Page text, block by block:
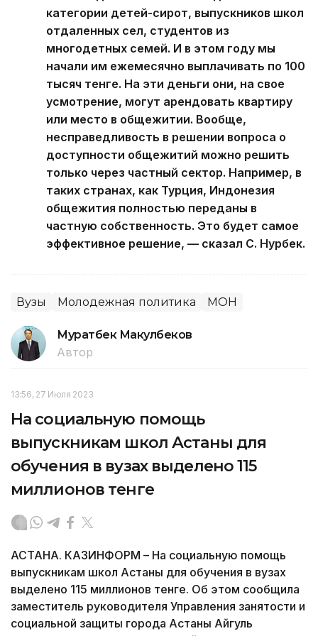
категории детей-сирот, выпускников школ
отдаленных сел, студентов из
многодетных семей. И в этом году мы
начали им ежемесячно выплачивать по 100
тысяч тенге. На эти деньги они, на свое
усмотрение, могут арендовать квартиру
или место в общежитии. Вообще,
несправедливость в решении вопроса о
доступности общежитий можно решить
только через частный сектор. Например, в
таких странах, как Турция, Индонезия
общежития полностью переданы в
частную собственность. Это будет самое
эффективное решение, — сказал С. Нурбек.
Вузы Молодежная политика МОН
Муратбек Макулбеков
Автор
13:56, 27 Июля 2023
На социальную помощь
выпускникам школ Астаны для
обучения в вузах выделено 115
миллионов тенге
АСТАНА. КАЗИНФОРМ – На социальную помощь
выпускникам школ Астаны для обучения в вузах
выделено 115 миллионов тенге. Об этом сообщила
заместитель руководителя Управления занятости и
социальной защиты города Астаны Айгуль